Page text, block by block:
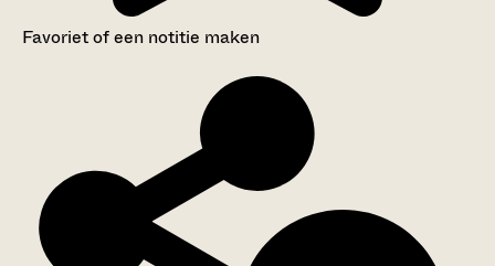
Favoriet of een notitie maken